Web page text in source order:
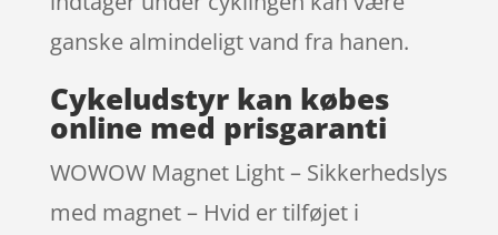
ganske almindeligt vand fra hanen.
Cykeludstyr kan købes
online med prisgaranti
WOWOW Magnet Light – Sikkerhedslys
med magnet – Hvid er tilføjet i